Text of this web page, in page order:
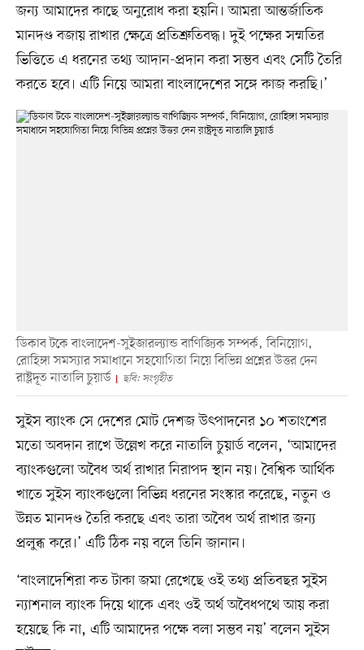
জন্য আমাদের কাছে অনুরোধ করা হয়নি। আমরা আন্তর্জাতিক
মানদণ্ড বজায় রাখার ক্ষেত্রে প্রতিশ্রুতিবদ্ধ। দুই পক্ষের সম্মতির
ভিত্তিতে এ ধরনের তথ্য আদান-প্রদান করা সম্ভব এবং সেটি তৈরি
করতে হবে। এটি নিয়ে আমরা বাংলাদেশের সঙ্গে কাজ করছি।’
ডিকাব টকে বাংলাদেশ-সুইজারল্যান্ড বাণিজ্যিক সম্পর্ক, বিনিয়োগ,
রোহিঙ্গা সমস্যার সমাধানে সহযোগিতা নিয়ে বিভিন্ন প্রশ্নের উত্তর দেন
রাষ্ট্রদূত নাতালি চুয়ার্ড
ছবি: সংগৃহীত
সুইস ব্যাংক সে দেশের মোট দেশজ উৎপাদনের ১০ শতাংশের
মতো অবদান রাখে উল্লেখ করে নাতালি চুয়ার্ড বলেন, ‘আমাদের
ব্যাংকগুলো অবৈধ অর্থ রাখার নিরাপদ স্থান নয়। বৈশ্বিক আর্থিক
খাতে সুইস ব্যাংকগুলো বিভিন্ন ধরনের সংস্কার করেছে, নতুন ও
উন্নত মানদণ্ড তৈরি করছে এবং তারা অবৈধ অর্থ রাখার জন্য
প্রলুব্ধ করে।’ এটি ঠিক নয় বলে তিনি জানান।
‘বাংলাদেশিরা কত টাকা জমা রেখেছে ওই তথ্য প্রতিবছর সুইস
ন্যাশনাল ব্যাংক দিয়ে থাকে এবং ওই অর্থ অবৈধপথে আয় করা
হয়েছে কি না, এটি আমাদের পক্ষে বলা সম্ভব নয়’ বলেন সুইস